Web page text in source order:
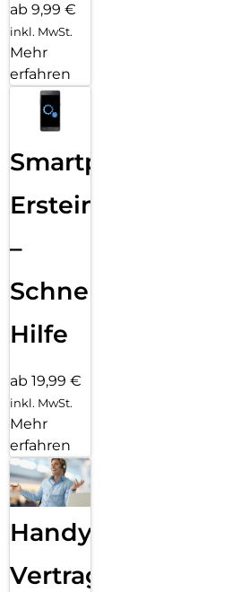
ab 9,99 €
inkl. MwSt.
Mehr
erfahren
Smartphone
Ersteinrichtung
–
Schnelle
Hilfe
ab 19,99 €
inkl. MwSt.
Mehr
erfahren
Handy
Vertragsabwicklung